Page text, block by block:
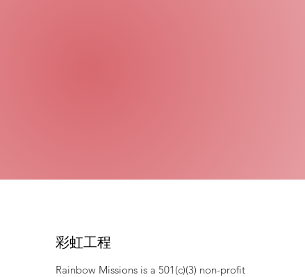
彩虹工程
Rainbow Missions is a 501(c)(3) non-profit